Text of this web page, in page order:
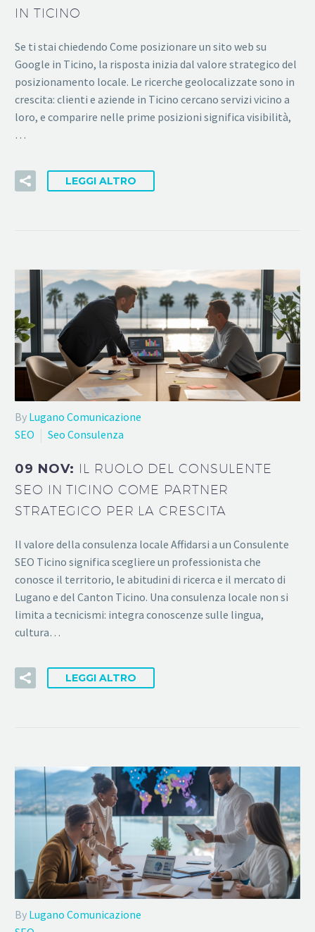
IN TICINO
Se ti stai chiedendo Come posizionare un sito web su
Google in Ticino, la risposta inizia dal valore strategico del
posizionamento locale. Le ricerche geolocalizzate sono in
crescita: clienti e aziende in Ticino cercano servizi vicino a
loro, e comparire nelle prime posizioni significa visibilità,
…
LEGGI ALTRO
By Lugano Comunicazione
SEO
Seo Consulenza
09 NOV: IL RUOLO DEL CONSULENTE
SEO IN TICINO COME PARTNER
STRATEGICO PER LA CRESCITA
Il valore della consulenza locale Affidarsi a un Consulente
SEO Ticino significa scegliere un professionista che
conosce il territorio, le abitudini di ricerca e il mercato di
Lugano e del Canton Ticino. Una consulenza locale non si
limita a tecnicismi: integra conoscenze sulle lingua,
cultura…
LEGGI ALTRO
By Lugano Comunicazione